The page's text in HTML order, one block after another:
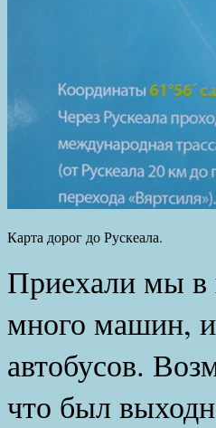
Карта дорог до Рускеала.
Приехали мы в
много машин,
автобусов.
что был